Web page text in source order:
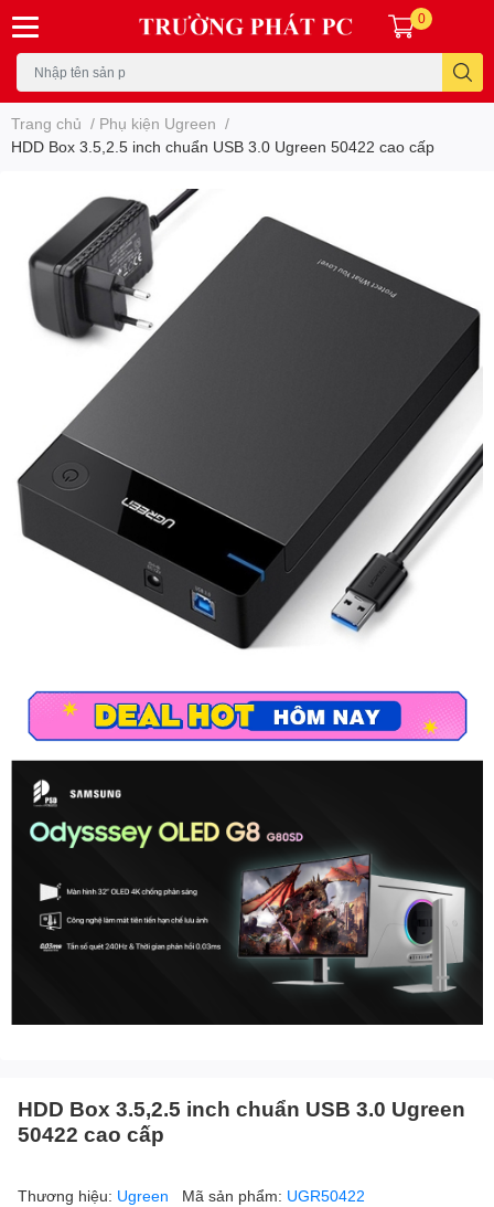
0
Trang chủ / Phụ kiện Ugreen /
HDD Box 3.5,2.5 inch chuẩn USB 3.0 Ugreen 50422 cao cấp
HDD Box 3.5,2.5 inch chuẩn USB 3.0 Ugreen
50422 cao cấp
Thương hiệu: Ugreen Mã sản phẩm: UGR50422